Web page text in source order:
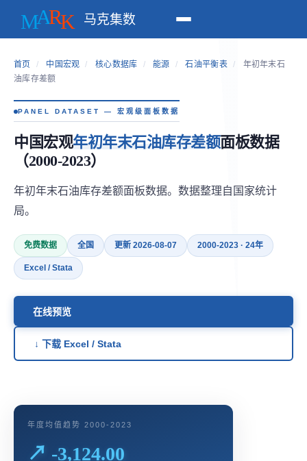
马克集数
首页 / 中国宏观 / 核心数据库 / 能源 / 石油平衡表 /
年初年末石
油库存差额
PANEL DATASET — 宏观级面板数据
中国宏观年初年末石油库存差额面板数据
（2000-2023）
年初年末石油库存差额面板数据。数据整理自国家统计
局。
免费数据 全国 更新 2026-08-07 2000-2023 · 24年
Excel / Stata
在线预览
↓ 下载 Excel / Stata
年度均值趋势 2000-2023
↗ -3,124.00